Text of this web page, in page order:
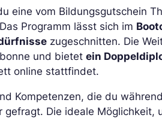
eine vom Bildungsgutschein
Programm lässt sich im
zugeschnitten. Die
und bietetein
online stattfindet.
Kompetenzen, die du
gefragt. Die ideale Möglichkeit,